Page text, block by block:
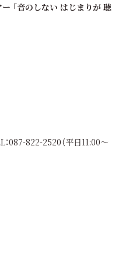
｢音のしない はじまりが 聴
087-822-2520（平日11:00〜